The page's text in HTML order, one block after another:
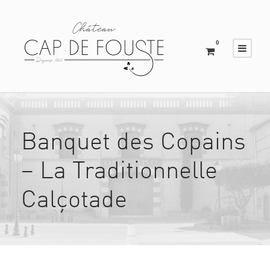
0
Banquet des Copains
– La Traditionnelle
Calçotade